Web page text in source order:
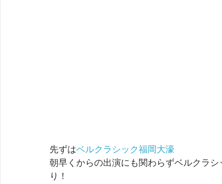
先ずはベルクラシック福岡大濠
朝早くからの出演にも関わらずベルクラ
り！